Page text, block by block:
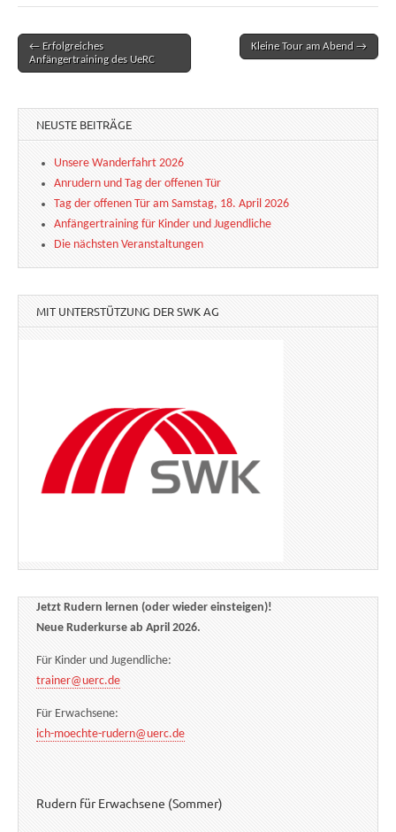
Post navigation
← Erfolgreiches
Anfängertraining des UeRC
Kleine Tour am Abend →
NEUSTE BEITRÄGE
Unsere Wanderfahrt 2026
Anrudern und Tag der offenen Tür
Tag der offenen Tür am Samstag, 18. April 2026
Anfängertraining für Kinder und Jugendliche
Die nächsten Veranstaltungen
MIT UNTERSTÜTZUNG DER SWK AG
Jetzt Rudern lernen (oder wieder einsteigen)!
Neue Ruderkurse ab April 2026.
Für Kinder und Jugendliche:
trainer@uerc.de
Für Erwachsene:
ich-moechte-rudern@uerc.de
Rudern für Erwachsene (Sommer)